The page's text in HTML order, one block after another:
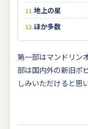
地上の星
ほか多数
第一部はマンドリン
部は国内外の新旧ポ
しみいただけると思